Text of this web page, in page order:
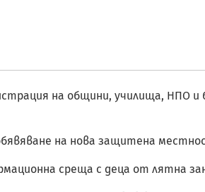
на общини, училища, НПО и
на нова защитена
среща с деца от лятна